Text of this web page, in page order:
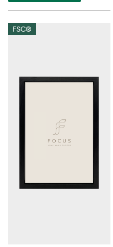
FSC®